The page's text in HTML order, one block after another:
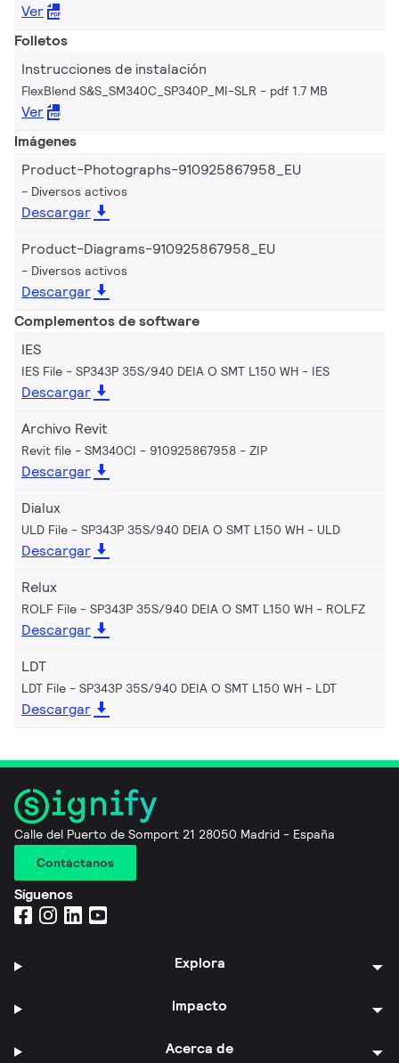
Ver
Folletos
Instrucciones de instalación
FlexBlend S&S_SM340C_SP340P_MI-SLR pdf 1.7 MB
Ver
Imágenes
Product-Photographs-910925867958_EU
Diversos activos
Descargar
Product-Diagrams-910925867958_EU
Diversos activos
Descargar
Complementos de software
IES
IES File - SP343P 35S/940 DEIA O SMT L150 WH IES
Descargar
Archivo Revit
Revit file - SM340CI - 910925867958 ZIP
Descargar
Dialux
ULD File - SP343P 35S/940 DEIA O SMT L150 WH ULD
Descargar
Relux
ROLF File - SP343P 35S/940 DEIA O SMT L150 WH ROLFZ
Descargar
LDT
LDT File - SP343P 35S/940 DEIA O SMT L150 WH LDT
Descargar
Calle del Puerto de Somport 21 28050 Madrid - España
Contáctanos
Síguenos
Explora
Impacto
Acerca de